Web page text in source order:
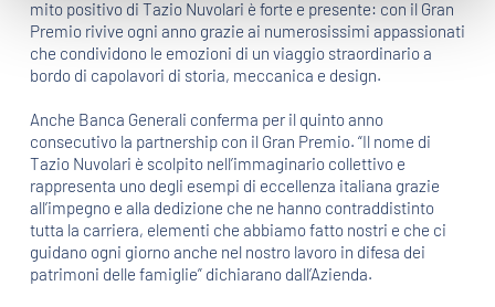
mito positivo di Tazio Nuvolari è forte e presente: con il Gran
Premio rivive ogni anno grazie ai numerosissimi appassionati
che condividono le emozioni di un viaggio straordinario a
bordo di capolavori di storia, meccanica e design.
Anche Banca Generali conferma per il quinto anno
consecutivo la partnership con il Gran Premio. “Il nome di
Tazio Nuvolari è scolpito nell’immaginario collettivo e
rappresenta uno degli esempi di eccellenza italiana grazie
all’impegno e alla dedizione che ne hanno contraddistinto
tutta la carriera, elementi che abbiamo fatto nostri e che ci
guidano ogni giorno anche nel nostro lavoro in difesa dei
patrimoni delle famiglie” dichiarano dall’Azienda.